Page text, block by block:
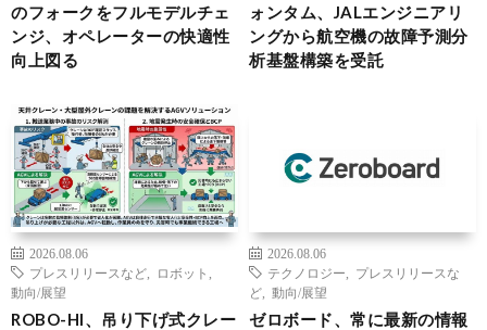
のフォークをフルモデルチェ
ンジ、オペレーターの快適性
向上図る
ォンタム、JALエンジニアリ
ングから航空機の故障予測分
析基盤構築を受託
2026.08.06
プレスリリースなど
ロボット
動向/展望
ROBO-HI、吊り下げ式クレー
2026.08.06
テクノロジー
プレスリリースな
ど
動向/展望
ゼロボード、常に最新の情報